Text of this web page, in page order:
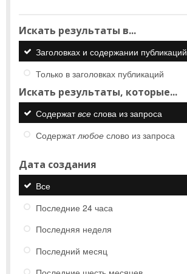
Искать результаты в...
Заголовках и содержании публикаций
Только в заголовках публикаций
Искать результаты, которые...
Содержатвсе слова из запроса
Содержатлюбое слово из запроса
Дата создания
Все
Последние 24 часа
Последняя неделя
Последний месяц